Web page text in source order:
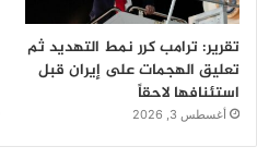
تقرير: ترامب كرر نمط التهديد ثم
تعليق الهجمات على إيران قبل
استئنافها لاحقاً
أغسطس 3, 2026